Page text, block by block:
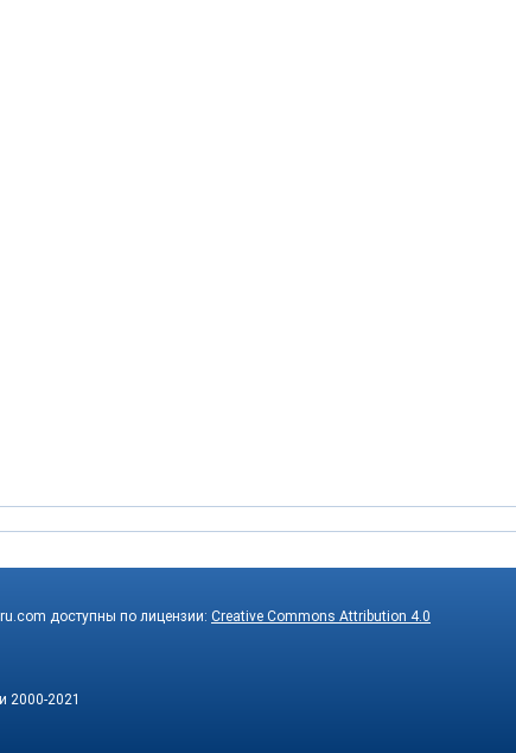
доступны по лицензии: Creative Commons Attribution 4.0
2000-2021